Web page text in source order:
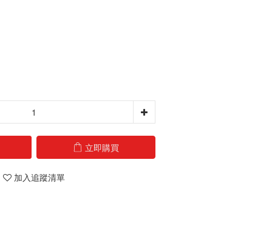
立即購買
加入追蹤清單